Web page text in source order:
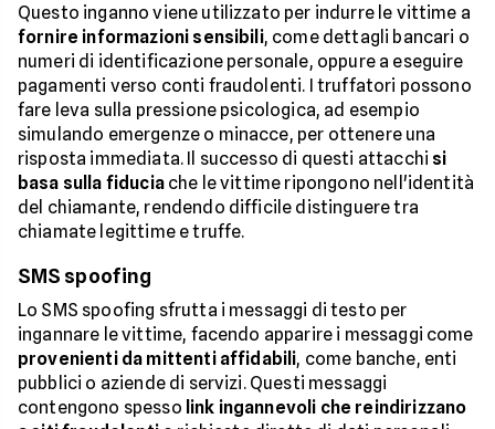
Questo inganno viene utilizzato per indurre le vittime a
fornire informazioni sensibili, come dettagli bancari o
numeri di identificazione personale, oppure a eseguire
pagamenti verso conti fraudolenti. I truffatori possono
fare leva sulla pressione psicologica, ad esempio
simulando emergenze o minacce, per ottenere una
risposta immediata. Il successo di questi attacchi si
basa sulla fiduciache le vittime ripongono nell'identità
del chiamante, rendendo difficile distinguere tra
chiamate legittime e truffe.
SMS spoofing
Lo SMS spoofing sfrutta i messaggi di testo per
ingannare le vittime, facendo apparire i messaggi come
provenienti da mittenti affidabili, come banche, enti
pubblici o aziende di servizi. Questi messaggi
contengono spesso link ingannevoli che reindirizzano